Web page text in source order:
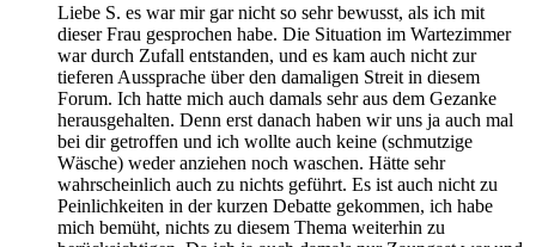
Liebe S. es war mir gar nicht so sehr bewusst, als ich mit
dieser Frau gesprochen habe. Die Situation im Wartezimmer
war durch Zufall entstanden, und es kam auch nicht zur
tieferen Aussprache über den damaligen Streit in diesem
Forum. Ich hatte mich auch damals sehr aus dem Gezanke
herausgehalten. Denn erst danach haben wir uns ja auch mal
bei dir getroffen und ich wollte auch keine (schmutzige
Wäsche) weder anziehen noch waschen. Hätte sehr
wahrscheinlich auch zu nichts geführt. Es ist auch nicht zu
Peinlichkeiten in der kurzen Debatte gekommen, ich habe
mich bemüht, nichts zu diesem Thema weiterhin zu